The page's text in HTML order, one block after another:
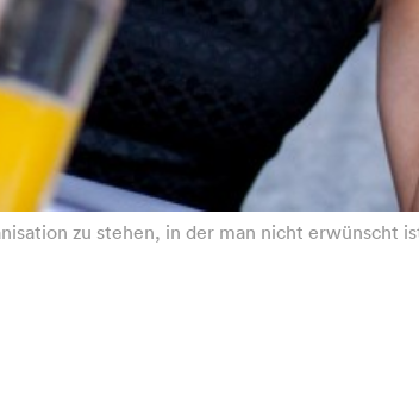
zu stehen, in der man nicht erwünscht